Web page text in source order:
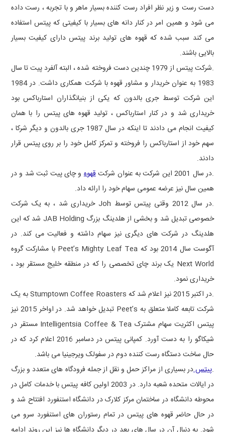
دست رست و زیر نظر افراد رست کننده بسیار ماهر و با تجربه ، رست داده
می شود و همین امر در کنار دانه های بسیار با کیفیتی که پیتس استفاده
می کند سبب شده که قهوه های تولید برند پیتس دارای کیفیت بسیار
بالایی باشند.
.شرکت پیتس از 1979 چندین دست فروخته شده ، البته آلفرد پیت تا سال
1983 به عنوان خریدار و مشاور قهوه با شرکت همکاری داشت. در 1984
این شرکت توسط جری بالدون که یکی از بنیانگذاران استارباکس بود
خریداری شد و در کنار استارباکس ، تولید قهوه های پیتس را با همان
کیفیت انجام می دادند تا اینکه در سال 1987 جری بالدون و دیگر شرکا ،
سهم خود از استارباکس را فروخته و تمرکز کامل خود را بر روی پیتس قرار
دادند.
.در سال 2001 این شرکت به عنوان شرکت
قهوهو چای پیت ثبت شد و در
همین سال نیز عرضه عمومی سهام خود را ارائه داد.
.در سال 2012 وقتی پیتس توسط
Joh خریداری شد ، به یک شرکت
خصوصی تبدیل شد و بخشی از هلدینگ بزرگ JAB Holding شد که این
هلدینگ در شرکت های دیگری نیز سهام داشته و فعالیت می کند. در
آگوست سال 2014 بود که
Peet’s Mighty Leaf Tea با مشارکت گروه
Next World یک برند چای تخصصی را که در منطقه خلیج مستقر بود ،
خریداری نمود.
.در اکتبر 2015 نیز اعلام شد که
Stumptown Coffee Roastersبه یک
شرکت تابعه کاملا متعلق به Peet’s
تبدیل خواهد شد. در اواخر 2015 نیز
پیتس اکثریت سهام مشترک Intelligentsia Coffee & Tea مستقر در
شیکاگو را به دست آورد. کمپانی پیتس در دسامبر 2016 اعلام کرد که در
حال ساخت دستگاه رست کننده دوم در سفولک ویرجینیا می باشد.
.پیتسدر بسیاری از مراکز حمل و نقل از جمله فرودگاه های متعدد و بزرگ
در ایالات متحده شعبه دارد. در 2003 اولین کافه پیتس با خدمات کامل در
محوطه دانشگاه در ساختمان مرکز کلارک در دانشگاه استنفورد افتتاح شد و
در حال حاضر قهوه های پیتس در تمام رستوران های استنفورد سرو می